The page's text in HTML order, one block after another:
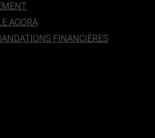
AGORA
FINANCIÈRES